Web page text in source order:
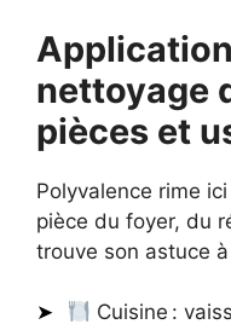
nettoyage
pièces et
Polyvalence rime
pièce du foyer, du
trouve son astuce
Cuisine :